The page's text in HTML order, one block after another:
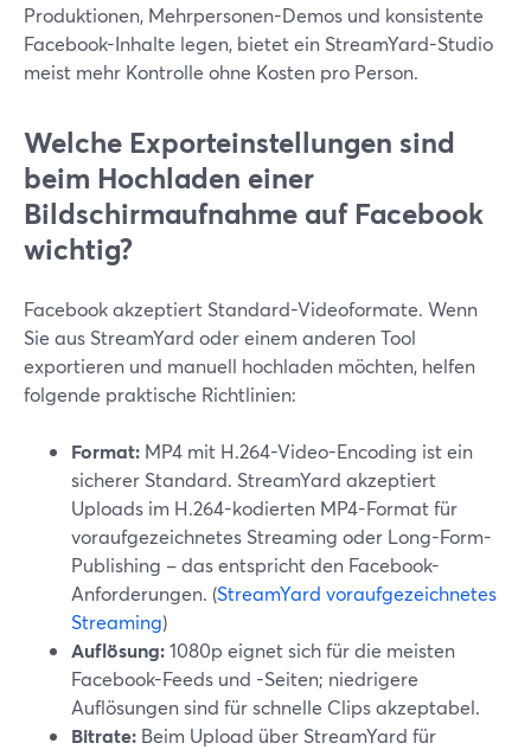
Produktionen, Mehrpersonen-Demos und konsistente
Facebook-Inhalte legen, bietet ein StreamYard-Studio
meist mehr Kontrolle ohne Kosten pro Person.
Welche Exporteinstellungen sind
beim Hochladen einer
Bildschirmaufnahme auf Facebook
wichtig?
Facebook akzeptiert Standard-Videoformate. Wenn
Sie aus StreamYard oder einem anderen Tool
exportieren und manuell hochladen möchten, helfen
folgende praktische Richtlinien:
Format: MP4 mit H.264-Video-Encoding ist ein
sicherer Standard. StreamYard akzeptiert
Uploads im H.264-kodierten MP4-Format für
voraufgezeichnetes Streaming oder Long-Form-
Publishing – das entspricht den Facebook-
Anforderungen. (StreamYard voraufgezeichnetes
Streaming)
Auflösung:1080p eignet sich für die meisten
Facebook-Feeds und -Seiten; niedrigere
Auflösungen sind für schnelle Clips akzeptabel.
Bitrate: Beim Upload über StreamYard für